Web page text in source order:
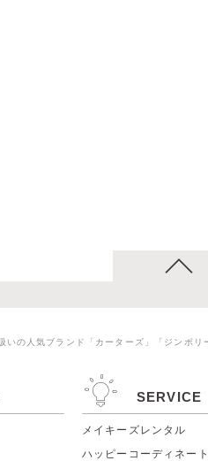
いの人気ブランド「カーターズ」「ジンボ
SERVICE
メイキーズレンタル
ハッピーコーディネー